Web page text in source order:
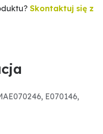
Skontaktuj się z
E070146,